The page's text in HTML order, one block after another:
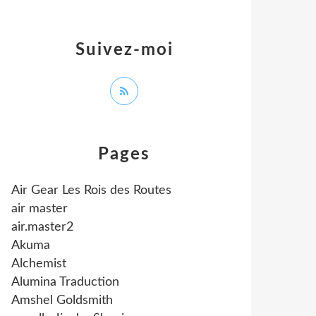
Pages
Air Gear Les Rois des Routes
air master
air.master2
Akuma
Alchemist
Alumina Traduction
Amshel Goldsmith
Suivez-moi